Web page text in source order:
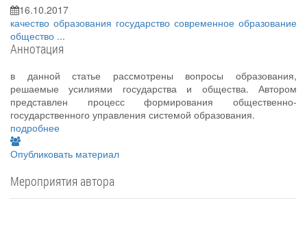
16.10.2017
качество образования государство современное образование
общество ...
Аннотация
в данной статье рассмотрены вопросы образования,
решаемые усилиями государства и общества. Автором
представлен процесс формирования общественно-
государственного управления системой образования.
подробнее
Опубликовать материал
Мероприятия автора